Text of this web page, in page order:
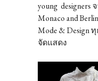
young designers
Monaco and
Mode & Design
จัดแสดง